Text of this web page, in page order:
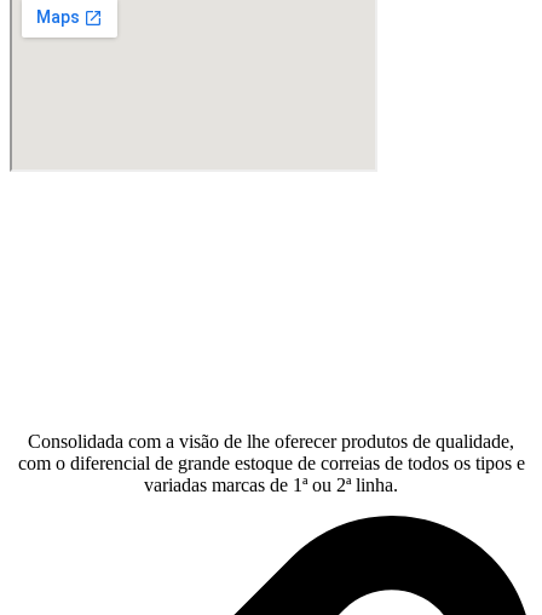
Consolidada com a visão de lhe oferecer produtos de qualidade,
com o diferencial de grande estoque de correias de todos os tipos e
variadas marcas de 1ª ou 2ª linha.